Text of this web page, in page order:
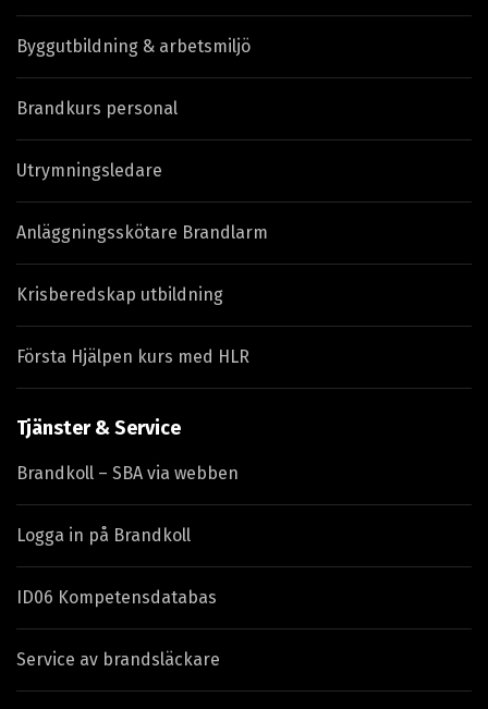
Byggutbildning & arbetsmiljö
Brandkurs personal
Utrymningsledare
Anläggningsskötare Brandlarm
Krisberedskap utbildning
Första Hjälpen kurs med HLR
Tjänster & Service
Brandkoll – SBA via webben
Logga in på Brandkoll
ID06 Kompetensdatabas
Service av brandsläckare